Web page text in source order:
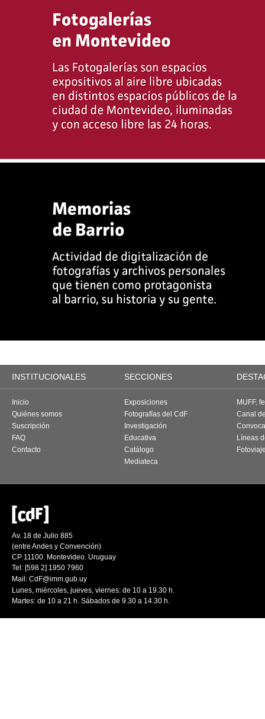
INSTITUCIONALES SECCIONES
Inicio
Quiénes somos
Suscripción
FAQ
Contacto
Exposiciones
Fotografías del CdF
Investigación
Educativa
Catálogo
Mediateca
MUFF,
Canal
Líneas
Av. 18 de Julio 885
(entre Andes y Convención)
CP 11100. Montevideo. Uruguay
Tel: [598 2] 1950 7960
Mail: CdF@imm.gub.uy
Lunes, miércoles, jueves, viernes: de 10 a 19.30 h.
Martes: de 10 a 21 h. Sábados de 9.30 a 14.30 h.